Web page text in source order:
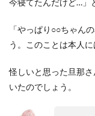
今寝てたんだけど…」
「やっぱり○○ちゃん
う。このことは本人
怪しいと思った旦那
いたのでしょう。